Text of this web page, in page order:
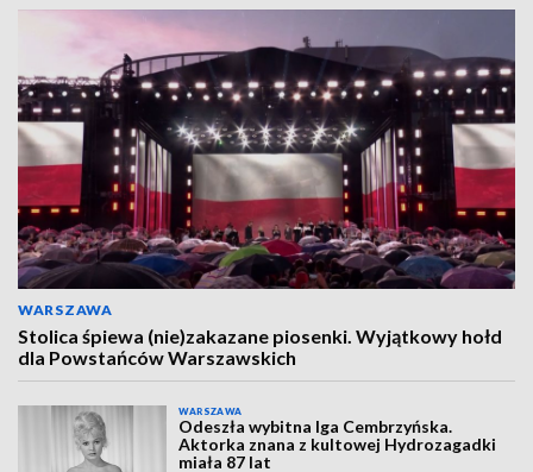
WARSZAWA
Stolica śpiewa (nie)zakazane piosenki. Wyjątkowy hołd
dla Powstańców Warszawskich
WARSZAWA
Odeszła wybitna Iga Cembrzyńska.
Aktorka znana z kultowej Hydrozagadki
miała 87 lat